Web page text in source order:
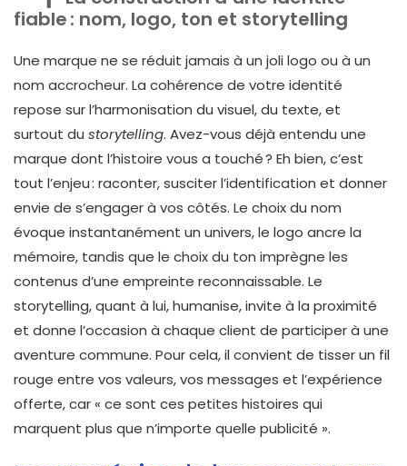
fiable : nom, logo, ton et storytelling
Une marque ne se réduit jamais à un joli logo ou à un
nom accrocheur. La cohérence de votre identité
repose sur l’harmonisation du visuel, du texte, et
surtout du storytelling. Avez-vous déjà entendu une
marque dont l’histoire vous a touché ? Eh bien, c’est
tout l’enjeu : raconter, susciter l’identification et donner
envie de s’engager à vos côtés. Le choix du nom
évoque instantanément un univers, le logo ancre la
mémoire, tandis que le choix du ton imprègne les
contenus d’une empreinte reconnaissable. Le
storytelling, quant à lui, humanise, invite à la proximité
et donne l’occasion à chaque client de participer à une
aventure commune. Pour cela, il convient de tisser un fil
rouge entre vos valeurs, vos messages et l’expérience
offerte, car « ce sont ces petites histoires qui
marquent plus que n’importe quelle publicité ».